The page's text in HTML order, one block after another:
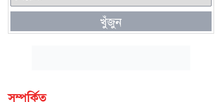
খুঁজুন
সম্পর্কিত